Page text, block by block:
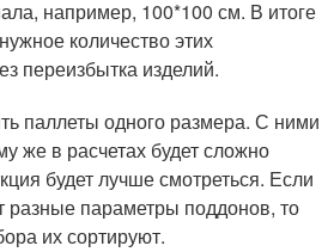
например, 100*100 см. В итоге
количество этих
переизбытка изделий.
паллеты одного размера. С ними
же в расчетах будет сложно
будет лучше смотреться. Если
разные параметры поддонов, то
их сортируют.